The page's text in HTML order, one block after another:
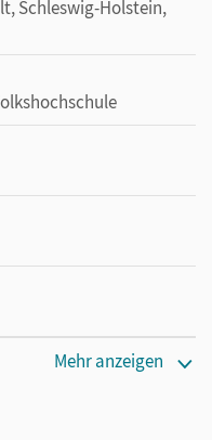
Schleswig-Holstein,
Mehr anzeigen